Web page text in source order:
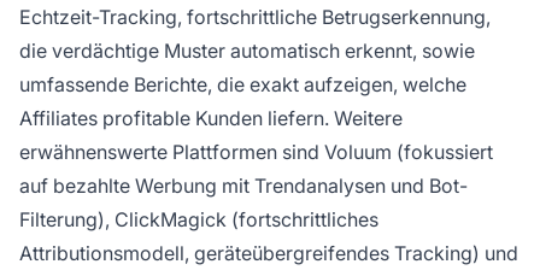
Echtzeit-Tracking, fortschrittliche Betrugserkennung,
die verdächtige Muster automatisch erkennt, sowie
umfassende Berichte, die exakt aufzeigen, welche
Affiliates profitable Kunden liefern. Weitere
erwähnenswerte Plattformen sind Voluum (fokussiert
auf bezahlte Werbung mit Trendanalysen und Bot-
Filterung), ClickMagick (fortschrittliches
Attributionsmodell, geräteübergreifendes Tracking) und